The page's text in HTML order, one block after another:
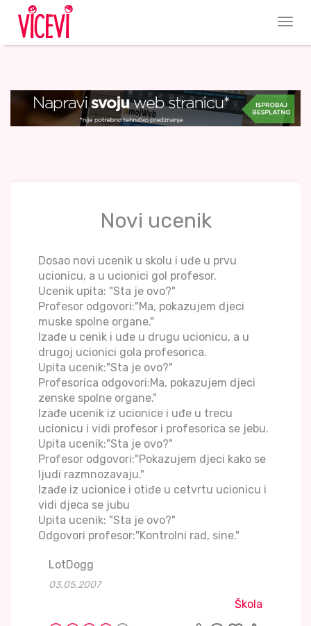
Novi ucenik
Dosao novi ucenik u skolu i uđe u prvu
ucionicu, a u ucionici gol profesor.
Ucenik upita: "Sta je ovo?"
Profesor odgovori:"Ma, pokazujem djeci
muske spolne organe."
Izađe u cenik i uđe u drugu ucionicu, a u
drugoj ucionici gola profesorica.
Upita ucenik:"Sta je ovo?"
Profesorica odgovori:Ma, pokazujem djeci
zenske spolne organe."
Izađe ucenik iz ucionice i uđe u trecu
ucionicu i vidi profesor i profesorica se jebu.
Upita ucenik:"Sta je ovo?"
Profesor odgovori:"Pokazujem djeci kako se
ljudi razmnozavaju."
Izađe iz ucionice i otiđe u cetvrtu ucionicu i
vidi djeca se jubu
Upita ucenik: "Sta je ovo?"
Odgovori profesor:"Kontrolni rad, sine."
LotDogg
03.05.2007
Škola